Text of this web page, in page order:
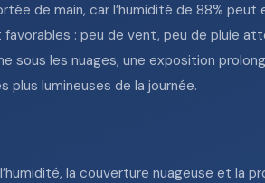
de main, car l’humidité de 88%
: peu de vent, peu de pluie
sous les nuages, une exposition
lumineuses de la journée.
la couverture nuageuse et la